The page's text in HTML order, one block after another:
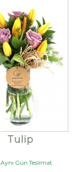
Tulip
Aynı Gün Teslimat